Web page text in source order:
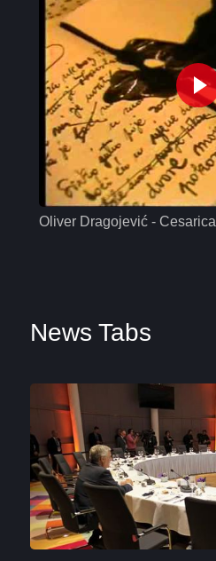
Oliver Dragojević - Cesarica
News Tabs